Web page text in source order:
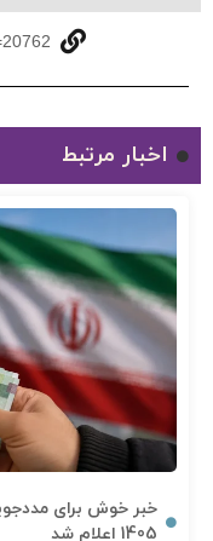
اخبار مرتبط
خبر خوش برای مددجویان
1405 اعلام شد